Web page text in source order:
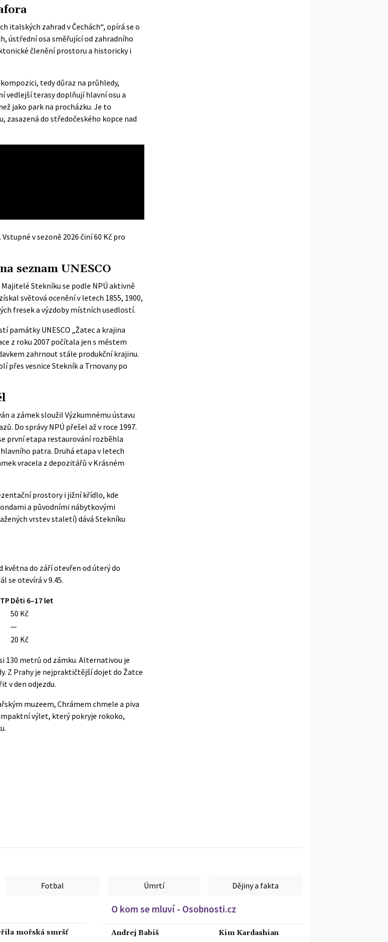
italských zahrad v Čechách“, opírá se o
ústřední osa směřující od zahradního
členění prostoru a historicky i
tedy důraz na průhledy,
terasy doplňují hlavní osu a
jako park na procházku. Je to
do středočeského kopce nad
v sezoně 2026 činí 60 Kč pro
seznam UNESCO
Stekníku se podle NPÚ aktivně
světová ocenění v letech 1855, 1900,
fresek a výzdoby místních usedlostí.
památky UNESCO „Žatec a krajina
z roku 2007 počítala jen s městem
zahrnout stále produkční krajinu.
přes vesnice Stekník a Trnovany po
a zámek sloužil Výzkumnému ústavu
Do správy NPÚ přešel až v roce 1997.
první etapa restaurování rozběhla
patra. Druhá etapa v letech
vracela z depozitářů v Krásném
prostory i jižní křídlo, kde
a původními nábytkovými
vrstev staletí) dává Stekníku
května do září otevřen od úterý do
se otevírá v 9.45.
Děti 6–17 let
50 Kč
—
20 Kč
130 metrů od zámku. Alternativou je
Z Prahy je nejpraktičtější dojet do Žatce
v den odjezdu.
muzeem, Chrámem chmele a piva
výlet, který pokryje rokoko,
Fotbal Úmrtí Dějiny a fakta
mořská smršť
O kom se mluví - Osobnosti.cz
Andrej Babiš Kim Kardashian